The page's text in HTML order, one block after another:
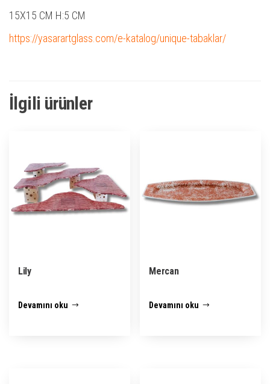
15X15 CM H:5 CM
https://yasarartglass.com/e-katalog/unique-tabaklar/
İlgili ürünler
Lily
Devamını oku
Mercan
Devamını oku